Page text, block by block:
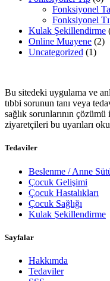
Fonksiyonel
Fonksiyonel
Kulak Şekillendirme
Online Muayene (2)
Uncategorized (1)
Bu sitede​ki​​ uygulama ve
tıbbi sorunun tanı veya
sağlık sorunlarının
ziyaretçileri bu uyarıları
Tedaviler
Beslenme / Anne
Çocuk Gelişimi
Çocuk Hastalıkları
Çocuk Sağlığı
Kulak Şekillendirme
Sayfalar
Hakkımda
Tedaviler